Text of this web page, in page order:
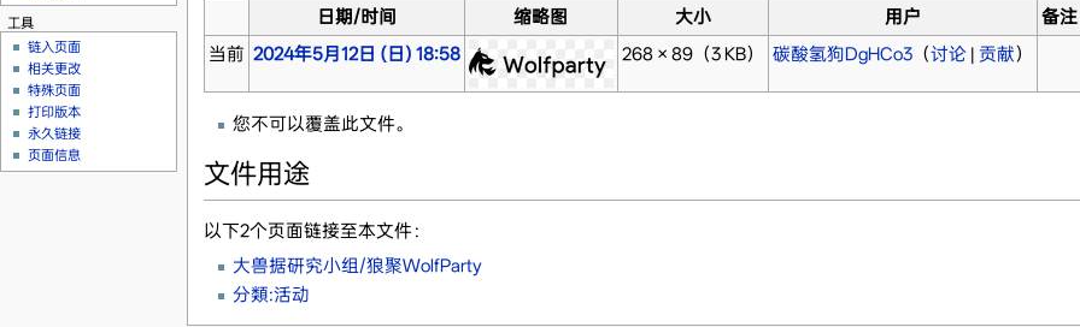
日期/时间 缩略图 大小 用户
备注
当前 2024年5月12日 (日) 18:58 268 × 89（3 KB） 碳酸氢狗DgHCo3（讨论| 贡献）
您不可以覆盖此文件。
文件用途
以下2个页面链接至本文件：
大兽据研究小组/狼聚WolfParty
分類:活动
工具
链入页面
相关更改
特殊页面
打印版本
永久链接
页面信息